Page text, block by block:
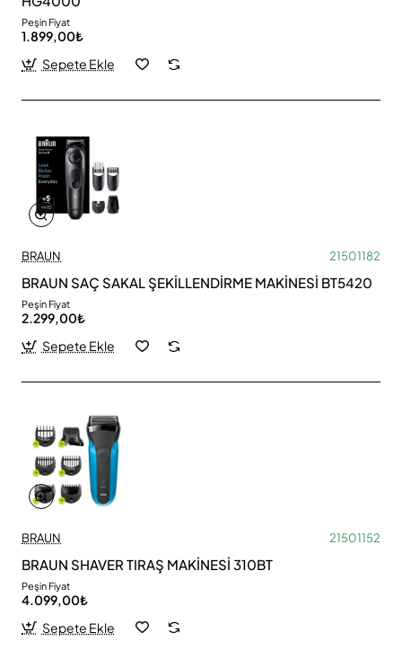
Peşin Fiyat
1.899,00₺
Sepete Ekle
BRAUN 21501182
BRAUN SAÇ SAKAL ŞEKİLLENDİRME MAKİNESİ BT5420
Peşin Fiyat
2.299,00₺
Sepete Ekle
BRAUN 21501152
BRAUN SHAVER TIRAŞ MAKİNESİ 310BT
Peşin Fiyat
4.099,00₺
Sepete Ekle